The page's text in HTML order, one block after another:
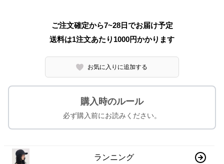
ご注文確定から7~28日でお届け予定
送料は1注文あたり 1000円かかります
お気に入りに追加する
購入時のルール
必ず購入前にお読みください。
ランニング